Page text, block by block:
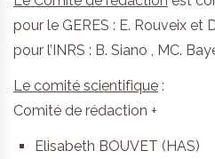
pour le GERES : E. Rouveix et
pour l’INRS : B. Siano , MC.
Le comité scientifique :
Comité de rédaction +
Elisabeth BOUVET (HAS)